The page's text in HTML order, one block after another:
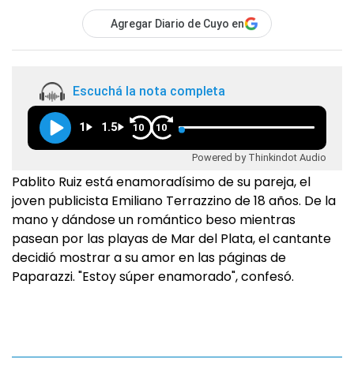
Agregar Diario de Cuyo en
Escuchá la nota completa
1 1.5 10 10
Powered by Thinkindot Audio
Pablito Ruiz está enamoradísimo de su pareja, el
joven publicista Emiliano Terrazzino de 18 años. De la
mano y dándose un romántico beso mientras
pasean por las playas de Mar del Plata, el cantante
decidió mostrar a su amor en las páginas de
Paparazzi. "Estoy súper enamorado", confesó.